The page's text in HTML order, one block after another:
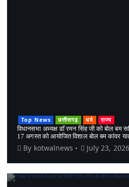
Top News छत्तीसगढ़ धर्म
राज्य
विधानसभा अध्यक्ष डॉ रमन सिंह जी को बोल बम
17 अगस्त को आयोजित विशाल बोल बम कांवर
By kotwalnews July 23, 2026